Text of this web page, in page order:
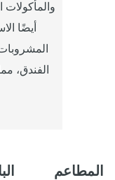
أيضًا
الفندق،
المطاعم